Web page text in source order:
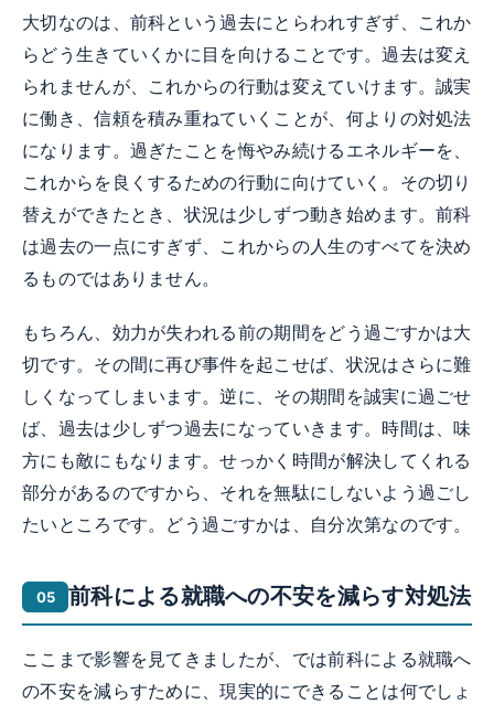
大切なのは、前科という過去にとらわれすぎず、これか
らどう生きていくかに目を向けることです。過去は変え
られませんが、これからの行動は変えていけます。誠実
に働き、信頼を積み重ねていくことが、何よりの対処法
になります。過ぎたことを悔やみ続けるエネルギーを、
これからを良くするための行動に向けていく。その切り
替えができたとき、状況は少しずつ動き始めます。前科
は過去の一点にすぎず、これからの人生のすべてを決め
るものではありません。
もちろん、効力が失われる前の期間をどう過ごすかは大
切です。その間に再び事件を起こせば、状況はさらに難
しくなってしまいます。逆に、その期間を誠実に過ごせ
ば、過去は少しずつ過去になっていきます。時間は、味
方にも敵にもなります。せっかく時間が解決してくれる
部分があるのですから、それを無駄にしないよう過ごし
たいところです。どう過ごすかは、自分次第なのです。
前科による就職への不安を減らす対処法
ここまで影響を見てきましたが、では前科による就職へ
の不安を減らすために、現実的にできることは何でしょ